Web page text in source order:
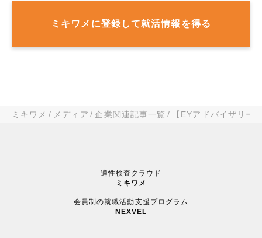
ミキワメに登録して就活情報を得る
ミキワメ メディア 企業関連記事一覧 【EYアドバイザリー
適性検査クラウド
ミキワメ
会員制の就職活動支援プログラム
NEXVEL